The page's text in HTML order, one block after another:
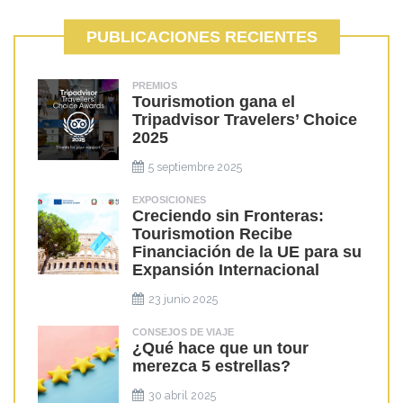
PUBLICACIONES RECIENTES
PREMIOS
Tourismotion gana el
Tripadvisor Travelers’ Choice
2025
5 septiembre 2025
EXPOSICIONES
Creciendo sin Fronteras:
Tourismotion Recibe
Financiación de la UE para su
Expansión Internacional
23 junio 2025
CONSEJOS DE VIAJE
¿Qué hace que un tour
merezca 5 estrellas?
30 abril 2025